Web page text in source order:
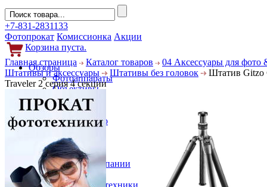
+7-831-2831133
Фотопрокат Комиссионка Акции
Корзина пуста.
Обзоры
Фотоаппараты
Объективы
Фильтры
Новости
Фото и видео
Аксессуары
Слухи
Новости компании
Услуги
Прокат фототехники
Главная страница Каталог товаров
04 Аксессуары для фото
Штативы и аксессуары
Штативы без головок
Штатив Gitzo
Traveler 2 серия 4 секции